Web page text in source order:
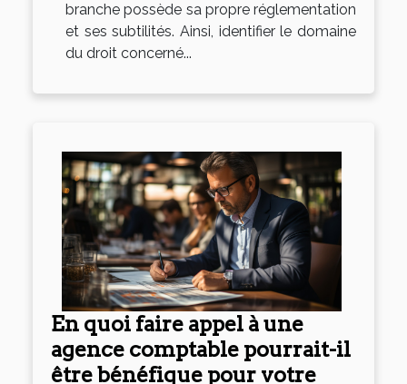
branche possède sa propre réglementation
et ses subtilités. Ainsi, identifier le domaine
du droit concerné...
En quoi faire appel à une
agence comptable pourrait-il
être bénéfique pour votre